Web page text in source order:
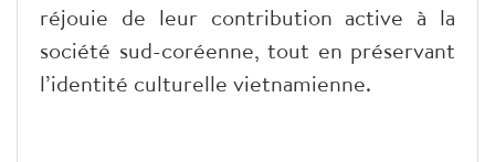
réjouie de leur contribution active à la
société sud-coréenne, tout en préservant
l’identité culturelle vietnamienne.